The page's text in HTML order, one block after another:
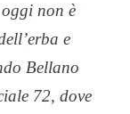
non è
e
Bellano
72, dove